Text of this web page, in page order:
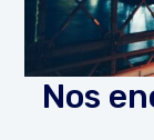
Nos